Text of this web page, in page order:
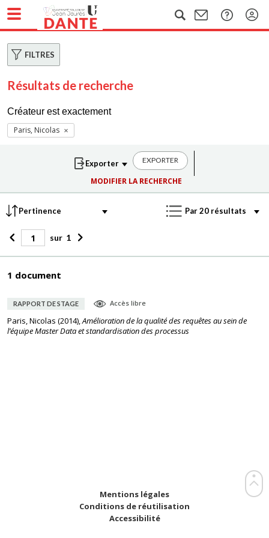
FILTRES
Résultats de recherche
Créateur est exactement
Paris, Nicolas
EXPORTER
MODIFIER LA RECHERCHE
sur 1
1 document
RAPPORT DE STAGE Accès libre
Paris, Nicolas (2014),Amélioration de la qualité des requêtes au sein de
l’équipe Master Data et standardisation des processus
Mentions légales
Conditions de réutilisation
Accessibilité